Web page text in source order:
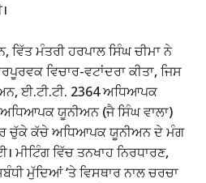
ਵਿੱਤ ਮੰਤਰੀ ਹਰਪਾਲ ਸਿੰਘ ਚੀਮਾ ਨੇ
ਵਿਚਾਰ-ਵਟਾਂਦਰਾ ਕੀਤਾ, ਜਿਸ
ਈ.ਟੀ.ਟੀ. 2364 ਅਧਿਆਪਕ
ਯੂਨੀਅਨ (ਜੈ ਸਿੰਘ ਵਾਲਾ)
ਚੁੱਕੇ ਕੱਚੇ ਅਧਿਆਪਕ ਯੂਨੀਅਨ ਦੇ ਮੰਗ
ਮੀਟਿੰਗ ਵਿੱਚ ਤਨਖਾਹ ਨਿਰਧਾਰਣ,
ਮੁੱਦਿਆਂ ‘ਤੇ ਵਿਸਥਾਰ ਨਾਲ ਚਰਚਾ